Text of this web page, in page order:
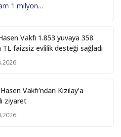
1 milyon…
Vakfı 1.853 yuvaya 358
TL faizsiz evlilik desteği sağladı
Vakfı’ndan Kızılay’a
ziyaret